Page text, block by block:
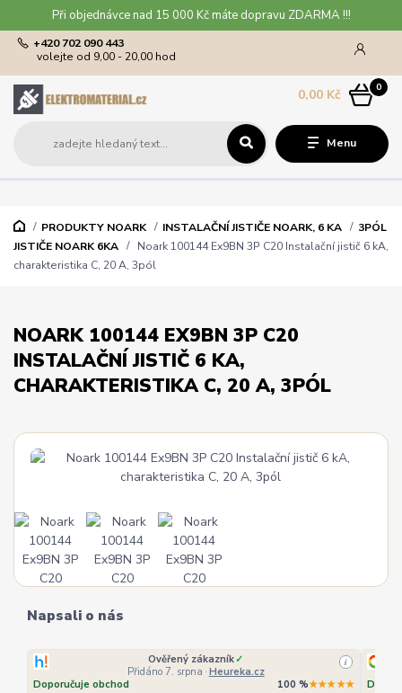
Při objednávce nad 15 000 Kč máte dopravu ZDARMA !!!
Menu
+420 702 090 443
volejte od 9,00 - 20,00 hod
0
0,00 Kč
PRODUKTY NOARK INSTALAČNÍ JISTIČE NOARK, 6 KA
3PÓL
JISTIČE NOARK 6KA
Noark 100144 Ex9BN 3P C20 Instalační jistič 6 kA,
charakteristika C, 20 A, 3pól
NOARK 100144 EX9BN 3P C20
INSTALAČNÍ JISTIČ 6 KA,
CHARAKTERISTIKA C, 20 A, 3PÓL
Napsali o nás
Ověřený zákazník✓
Přidáno 7. srpna · Heureka.cz
i
Doporučuje obchod 100 %★★★★★